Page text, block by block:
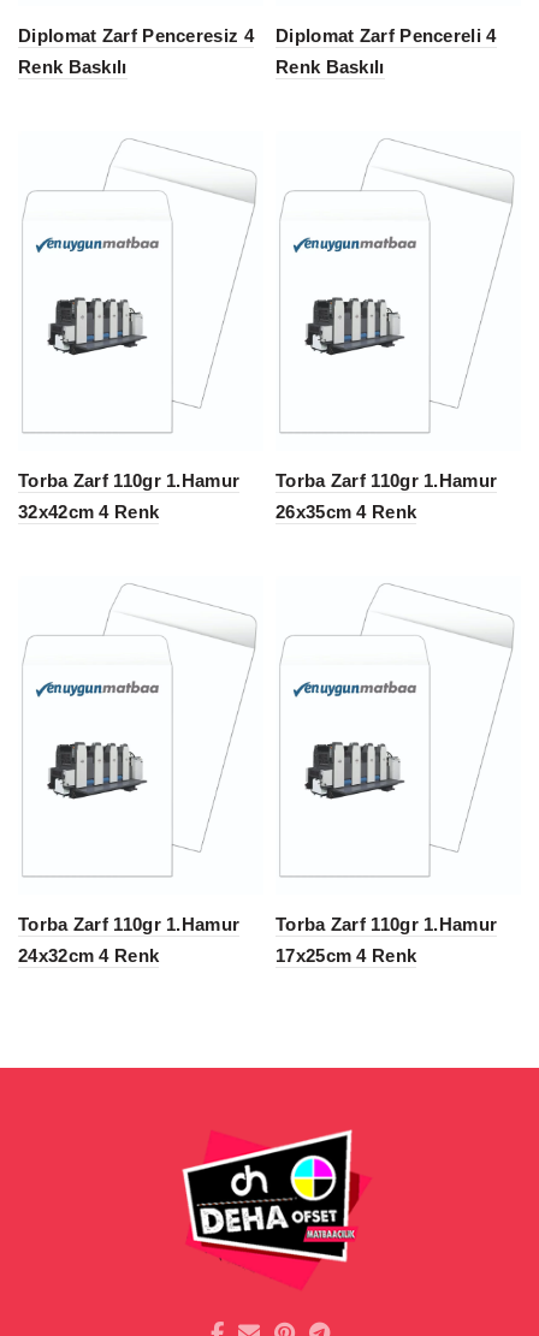
Diplomat Zarf Penceresiz 4
Renk Baskılı
Diplomat Zarf Pencereli 4
Renk Baskılı
Torba Zarf 110gr 1.Hamur
32x42cm 4 Renk
Torba Zarf 110gr 1.Hamur
26x35cm 4 Renk
Torba Zarf 110gr 1.Hamur
24x32cm 4 Renk
Torba Zarf 110gr 1.Hamur
17x25cm 4 Renk